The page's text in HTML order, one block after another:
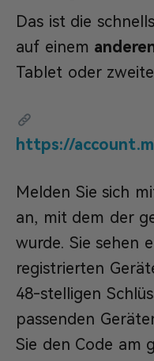
Das ist die
auf einem
Tablet oder
https://
Melden Sie sich
an, mit dem der
wurde. Sie sehen
registrierten
48-stelligen
passenden
Sie den Code am